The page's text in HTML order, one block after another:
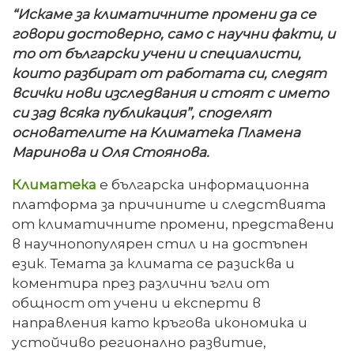
“Искаме за климатичните промени да се
говори достоверно, само с научни факти, и
то от български учени и специалисти,
които разбират от работата си, следят
всички нови изследвания и стоят с името
си зад всяка публикация”, споделят
основателите на Климатека Пламена
Маринова и Оля Стоянова.
Климатека е българска информационна
платформа за причините и следствията
от климатичните промени, представени
в научнопопулярен стил и на достъпен
език. Темата за климата се разисква и
коментира през различни ъгли от
общност от учени и експерти в
направления като кръгова икономика и
устойчиво регионално развитие,